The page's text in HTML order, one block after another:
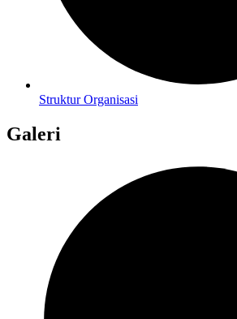
Struktur Organisasi
Galeri